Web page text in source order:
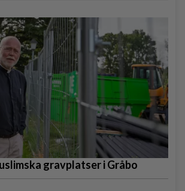
gravplatser i Gråbo